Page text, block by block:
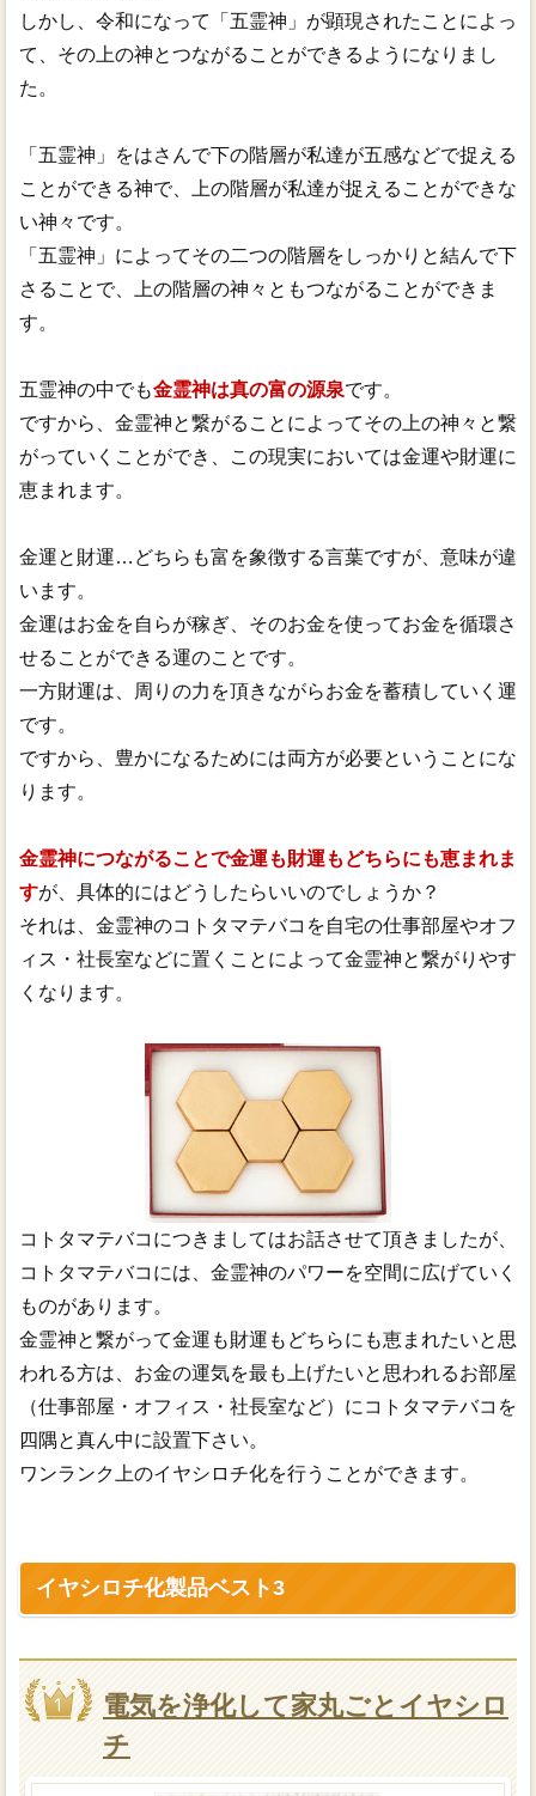
しかし、令和になって「五霊神」が顕現されたことによっ
て、その上の神とつながることができるようになりまし
た。
「五霊神」をはさんで下の階層が私達が五感などで捉える
ことができる神で、上の階層が私達が捉えることができな
い神々です。
「五霊神」によってその二つの階層をしっかりと結んで下
さることで、上の階層の神々ともつながることができま
す。
五霊神の中でも金霊神は真の富の源泉です。
ですから、金霊神と繋がることによってその上の神々と繋
がっていくことができ、この現実においては金運や財運に
恵まれます。
金運と財運…どちらも富を象徴する言葉ですが、意味が違
います。
金運はお金を自らが稼ぎ、そのお金を使ってお金を循環さ
せることができる運のことです。
一方財運は、周りの力を頂きながらお金を蓄積していく運
です。
ですから、豊かになるためには両方が必要ということにな
ります。
金霊神につながることで金運も財運もどちらにも恵まれま
すが、具体的にはどうしたらいいのでしょうか？
それは、金霊神のコトタマテバコを自宅の仕事部屋やオフ
ィス・社長室などに置くことによって金霊神と繋がりやす
くなります。
コトタマテバコにつきましてはお話させて頂きましたが、
コトタマテバコには、金霊神のパワーを空間に広げていく
ものがあります。
金霊神と繋がって金運も財運もどちらにも恵まれたいと思
われる方は、お金の運気を最も上げたいと思われるお部屋
（仕事部屋・オフィス・社長室など）にコトタマテバコを
四隅と真ん中に設置下さい。
ワンランク上のイヤシロチ化を行うことができます。
イヤシロチ化製品ベスト3
電気を浄化して家丸ごとイヤシロ
チ